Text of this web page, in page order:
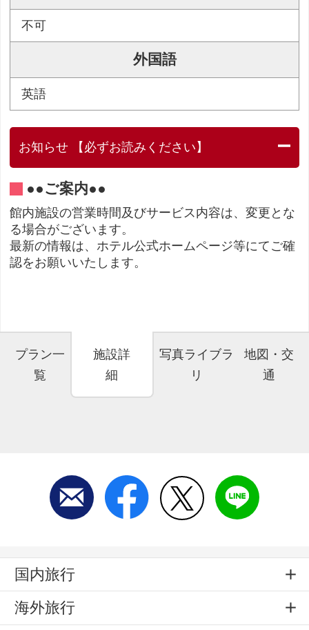
不可
外国語
英語
お知らせ 【必ずお読みください】
●●ご案内●●
館内施設の営業時間及びサービス内容は、変更とな
る場合がございます。
最新の情報は、ホテル公式ホームページ等にてご確
認をお願いいたします。
プラン一
覧
施設詳
細
写真ライブラ
リ
地図・交
通
国内旅行
海外旅行